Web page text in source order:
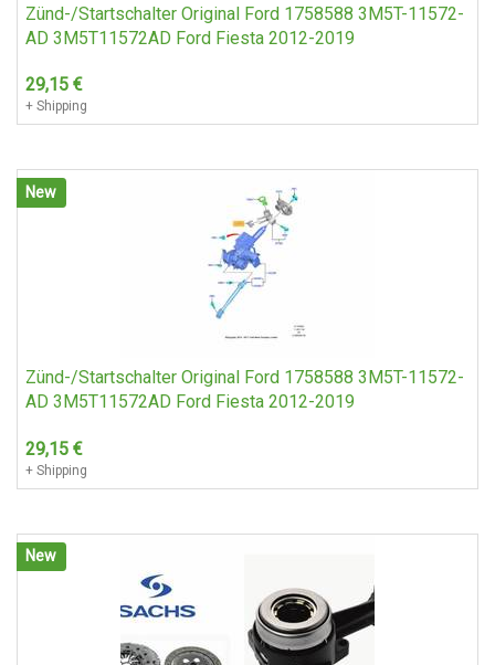
Zünd-/Startschalter Original Ford 1758588 3M5T-11572-
AD 3M5T11572AD Ford Fiesta 2012-2019
29,15 €
+ Shipping
New
Zünd-/Startschalter Original Ford 1758588 3M5T-11572-
AD 3M5T11572AD Ford Fiesta 2012-2019
29,15 €
+ Shipping
New